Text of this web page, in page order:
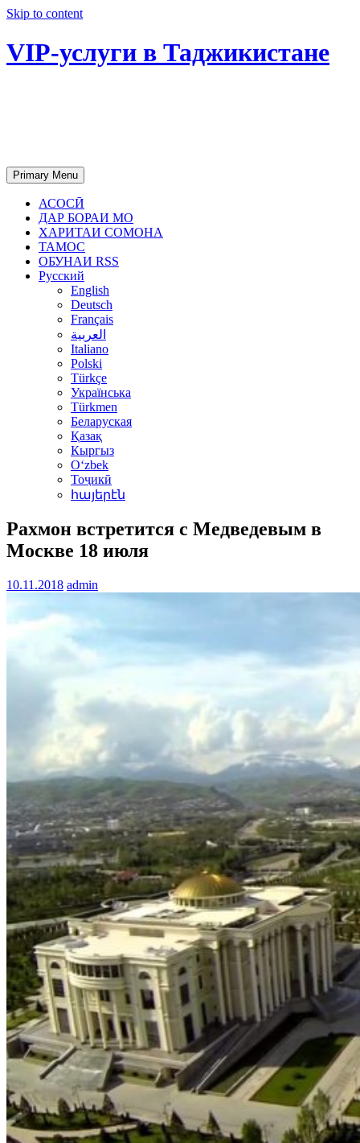
Skip to content
VIP-услуги в Таджикистане
Primary Menu
АСОСӢ
ДАР БОРАИ МО
ХАРИТАИ СОМОНА
ТАМОС
ОБУНАИ RSS
Русский
English
Deutsch
Français
العربية
Italiano
Polski
Türkçe
Українська
Türkmen
Беларуская
Қазақ
Кыргыз
Oʻzbek
Тоҷикӣ
հայերէն
Рахмон встретится с Медведевым в
Москве 18 июля
10.11.2018 admin